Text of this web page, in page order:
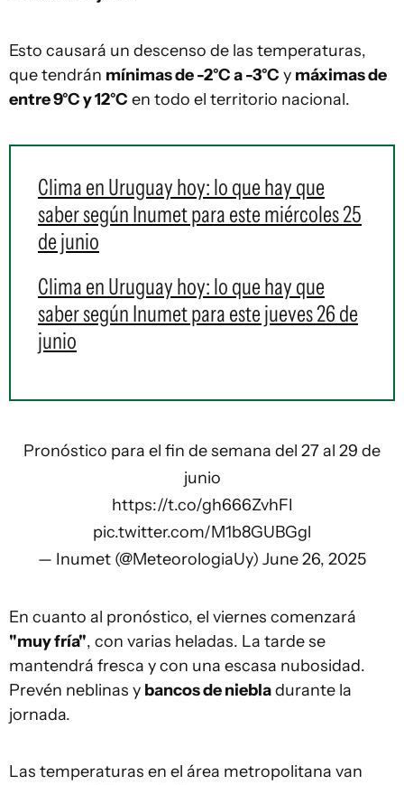
Esto causará un descenso de las temperaturas,
que tendrán mínimas de -2°C a -3°C y máximas de
entre 9°C y 12°C en todo el territorio nacional.
Clima en Uruguay hoy: lo que hay que
saber según Inumet para este miércoles 25
de junio
Clima en Uruguay hoy: lo que hay que
saber según Inumet para este jueves 26 de
junio
Pronóstico para el fin de semana del 27 al 29 de
junio
https://t.co/gh666ZvhFI
pic.twitter.com/M1b8GUBGgl
— Inumet (@MeteorologiaUy) June 26, 2025
En cuanto al pronóstico, el viernes comenzará
"muy fría", con varias heladas. La tarde se
mantendrá fresca y con una escasa nubosidad.
Prevén neblinas y bancos de niebladurante la
jornada.
Las temperaturas en el área metropolitana van